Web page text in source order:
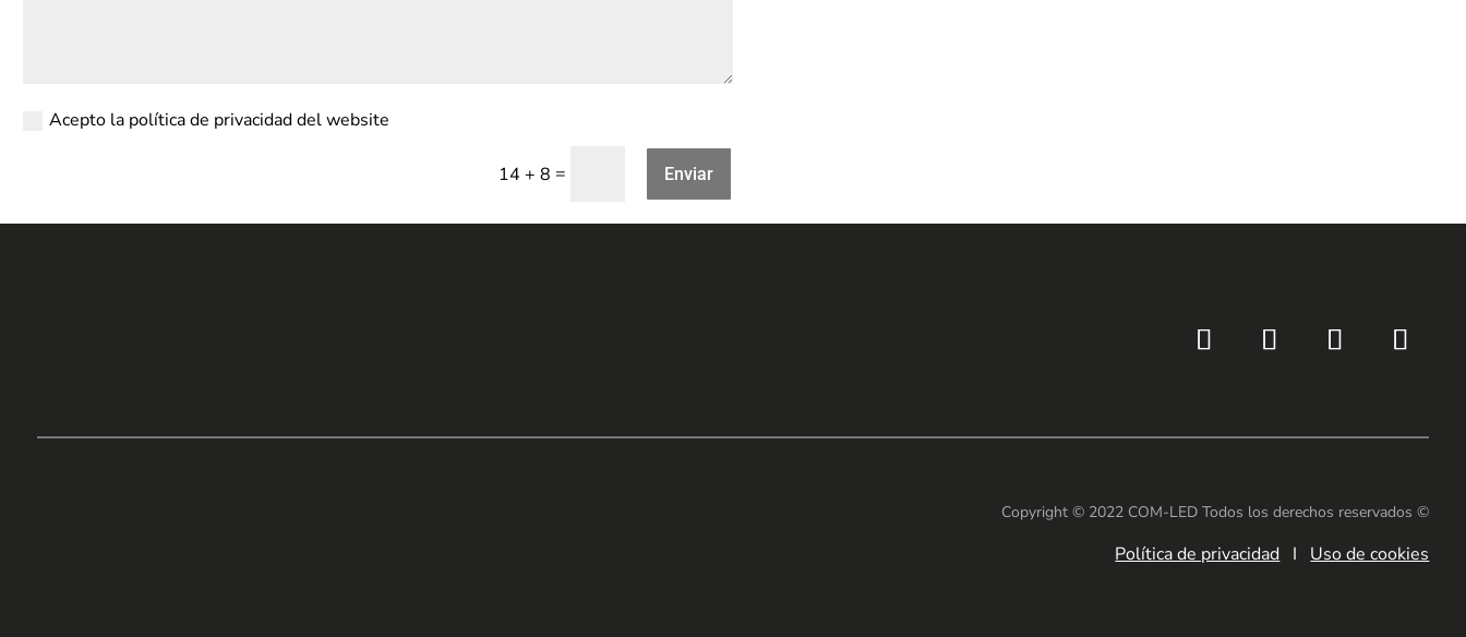
Acepto la política de privacidad del website
14 + 8 = Enviar
Copyright © 2022 COM-LED Todos los derechos reservados ©
Política de privacidad I Uso de cookies